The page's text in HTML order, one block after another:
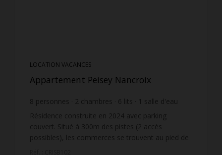
LOCATION VACANCES
Appartement Peisey Nancroix
8 personnes 2 chambres 6 lits 1 salle d'eau
salle de bain wi-fi
Résidence construite en 2024 avec parking
couvert. Situé à 300m des pistes (2 accès
possibles), les commerces se trouvent au pied de